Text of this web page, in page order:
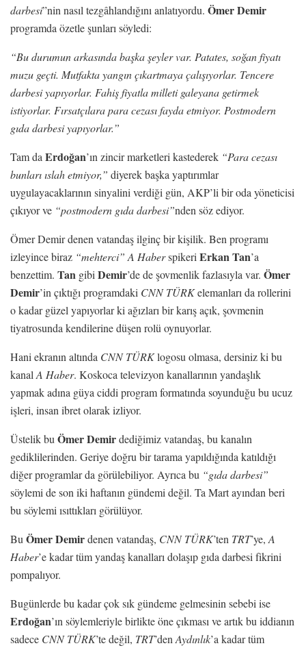
darbesi”nin nasıl tezgâhlandığını anlatıyordu. Ömer Demir
programda özetle şunları söyledi:
“Bu durumun arkasında başka şeyler var. Patates, soğan fiyatı
muzu geçti. Mutfakta yangın çıkartmaya çalışıyorlar. Tencere
darbesi yapıyorlar. Fahiş fiyatla milleti galeyana getirmek
istiyorlar. Fırsatçılara para cezası fayda etmiyor. Postmodern
gıda darbesi yapıyorlar.”
Tam da Erdoğan’ın zincir marketleri kastederek “Para cezası
bunları ıslah etmiyor,” diyerek başka yaptırımlar
uygulayacaklarının sinyalini verdiği gün, AKP’li bir oda yöneticisi
çıkıyor ve “postmodern gıda darbesi”nden söz ediyor.
Ömer Demir denen vatandaş ilginç bir kişilik. Ben programı
izleyince biraz “mehterci” A Haberspikeri Erkan Tan’a
benzettim. Tan gibi Demir’de de şovmenlik fazlasıyla var. Ömer
Demir’in çıktığı programdaki CNN TÜRKelemanları da rollerini
o kadar güzel yapıyorlar ki ağızları bir karış açık, şovmenin
tiyatrosunda kendilerine düşen rolü oynuyorlar.
Hani ekranın altında CNN TÜRKlogosu olmasa, dersiniz ki bu
kanal A Haber. Koskoca televizyon kanallarının yandaşlık
yapmak adına güya ciddi program formatında soyunduğu bu ucuz
işleri, insan ibret olarak izliyor.
Üstelik bu Ömer Demirdediğimiz vatandaş, bu kanalın
gediklilerinden. Geriye doğru bir tarama yapıldığında katıldığı
diğer programlar da görülebiliyor. Ayrıca bu “gıda darbesi”
söylemi de son iki haftanın gündemi değil. Ta Mart ayından beri
bu söylemi ısıttıkları görülüyor.
Bu Ömer Demirdenen vatandaş, CNN TÜRK’ten TRT’ye, A
Haber’e kadar tüm yandaş kanalları dolaşıp gıda darbesi fikrini
pompalıyor.
Bugünlerde bu kadar çok sık gündeme gelmesinin sebebi ise
Erdoğan’ın söylemleriyle birlikte öne çıkması ve artık bu iddianın
sadece CNN TÜRK’te değil, TRT’den Aydınlık’a kadar tüm